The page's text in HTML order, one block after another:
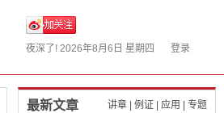
夜深了! 2026年8月6日 星期四 登录
最新文章 讲章 例证 应用 专题